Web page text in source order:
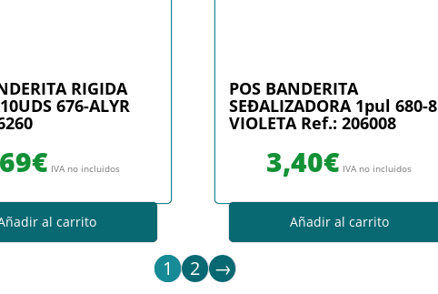
RIGIDA
676-ALYR
€ IVA no incluidos
al carrito
POS BANDERITA
SEÐALIZADORA 1pul 680-8
VIOLETA Ref.: 206008
3,40€ IVA no incluidos
Añadir al carrito
1 2 →